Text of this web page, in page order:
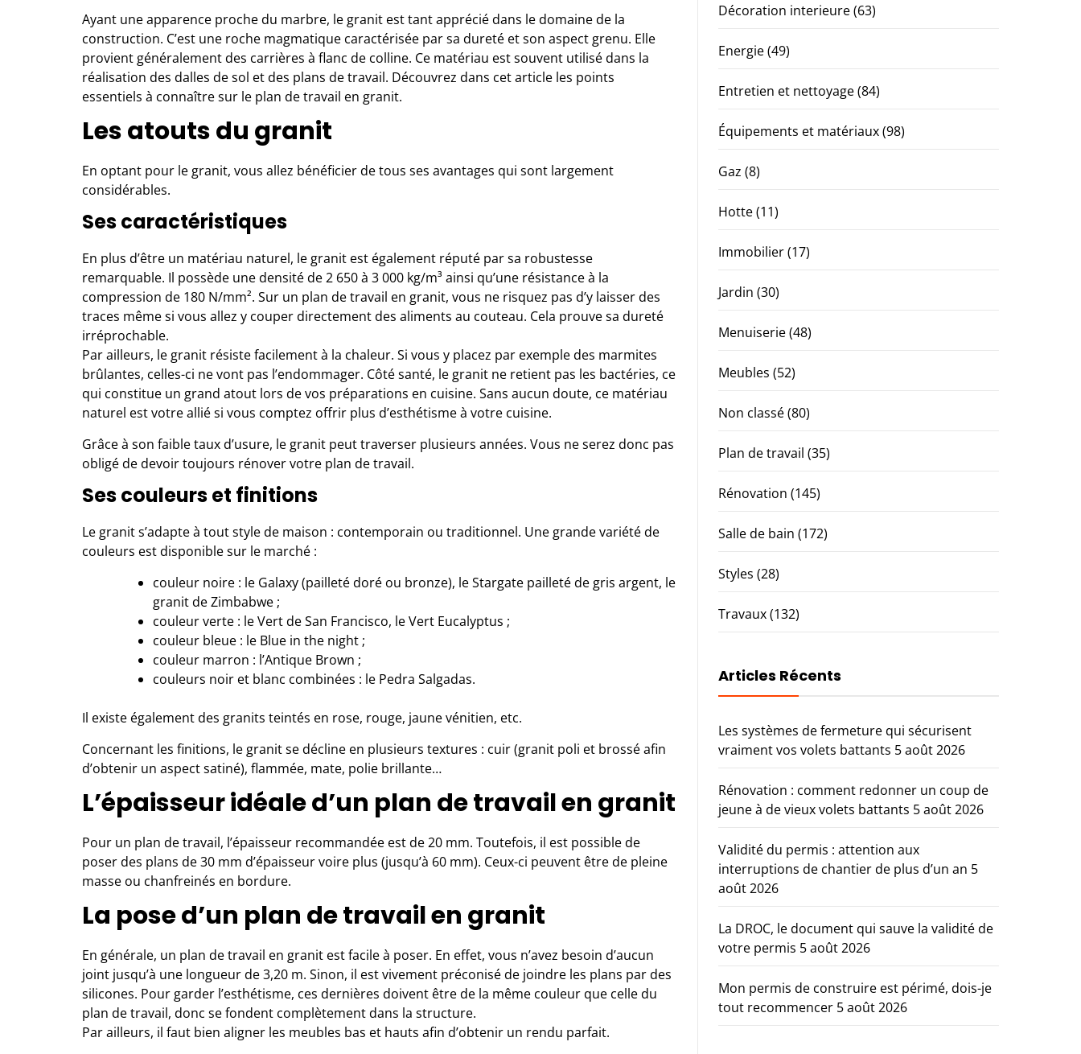
Ayant une apparence proche du marbre, le granit est tant apprécié dans le domaine de la
construction. C’est une roche magmatique caractérisée par sa dureté et son aspect grenu. Elle
provient généralement des carrières à flanc de colline. Ce matériau est souvent utilisé dans la
réalisation des dalles de sol et des plans de travail. Découvrez dans cet article les points
essentiels à connaître sur le plan de travail en granit.
Les atouts du granit
En optant pour le granit, vous allez bénéficier de tous ses avantages qui sont largement
considérables.
Ses caractéristiques
En plus d’être un matériau naturel, le granit est également réputé par sa robustesse
remarquable. Il possède une densité de 2 650 à 3 000 kg/m³ ainsi qu’une résistance à la
compression de 180 N/mm². Sur un plan de travail en granit, vous ne risquez pas d’y laisser des
traces même si vous allez y couper directement des aliments au couteau. Cela prouve sa dureté
irréprochable.
Par ailleurs, le granit résiste facilement à la chaleur. Si vous y placez par exemple des marmites
brûlantes, celles-ci ne vont pas l’endommager. Côté santé, le granit ne retient pas les bactéries, ce
qui constitue un grand atout lors de vos préparations en cuisine. Sans aucun doute, ce matériau
naturel est votre allié si vous comptez offrir plus d’esthétisme à votre cuisine.
Grâce à son faible taux d’usure, le granit peut traverser plusieurs années. Vous ne serez donc pas
obligé de devoir toujours rénover votre plan de travail.
Ses couleurs et finitions
Le granit s’adapte à tout style de maison : contemporain ou traditionnel. Une grande variété de
couleurs est disponible sur le marché :
couleur noire : le Galaxy (pailleté doré ou bronze), le Stargate pailleté de gris argent, le
granit de Zimbabwe ;
couleur verte : le Vert de San Francisco, le Vert Eucalyptus ;
couleur bleue : le Blue in the night ;
couleur marron : l’Antique Brown ;
couleurs noir et blanc combinées : le Pedra Salgadas.
Il existe également des granits teintés en rose, rouge, jaune vénitien, etc.
Concernant les finitions, le granit se décline en plusieurs textures : cuir (granit poli et brossé afin
d’obtenir un aspect satiné), flammée, mate, polie brillante…
L’épaisseur idéale d’un plan de travail en granit
Pour un plan de travail, l’épaisseur recommandée est de 20 mm. Toutefois, il est possible de
poser des plans de 30 mm d’épaisseur voire plus (jusqu’à 60 mm). Ceux-ci peuvent être de pleine
masse ou chanfreinés en bordure.
La pose d’un plan de travail en granit
En générale, un plan de travail en granit est facile à poser. En effet, vous n’avez besoin d’aucun
joint jusqu’à une longueur de 3,20 m. Sinon, il est vivement préconisé de joindre les plans par des
silicones. Pour garder l’esthétisme, ces dernières doivent être de la même couleur que celle du
plan de travail, donc se fondent complètement dans la structure.
Par ailleurs, il faut bien aligner les meubles bas et hauts afin d’obtenir un rendu parfait.
Décoration interieure(63)
Energie(49)
Entretien et nettoyage(84)
Équipements et matériaux(98)
Gaz (8)
Hotte(11)
Immobilier(17)
Jardin (30)
Menuiserie(48)
Meubles (52)
Non classé(80)
Plan de travail (35)
Rénovation (145)
Salle de bain (172)
Styles (28)
Travaux(132)
Articles Récents
Les systèmes de fermeture qui sécurisent
vraiment vos volets battants 5 août 2026
Rénovation : comment redonner un coup de
jeune à de vieux volets battants 5 août 2026
Validité du permis : attention aux
interruptions de chantier de plus d’un an 5
août 2026
La DROC, le document qui sauve la validité de
votre permis 5 août 2026
Mon permis de construire est périmé, dois-je
tout recommencer 5 août 2026